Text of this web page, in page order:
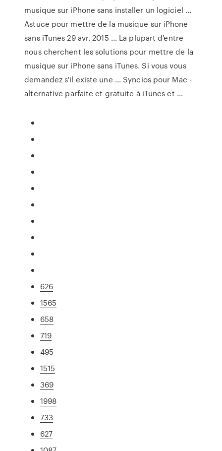
musique sur iPhone sans installer un logiciel ...
Astuce pour mettre de la musique sur iPhone
sans iTunes 29 avr. 2015 ... La plupart d'entre
nous cherchent les solutions pour mettre de la
musique sur iPhone sans iTunes. Si vous vous
demandez s'il existe une ... Syncios pour Mac -
alternative parfaite et gratuite à iTunes et ...
626
1565
658
719
495
1515
369
1998
733
627